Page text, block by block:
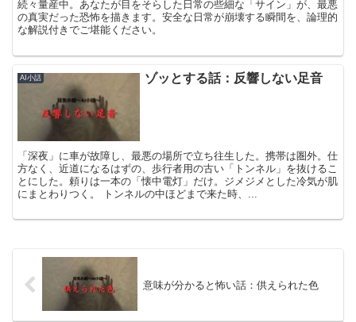
続々量産中。あなたが目をそらした日常の些細な「サイン」が、最悪
の真実だった恐怖を描きます。安全な日常が崩壊する瞬間を、論理的
な解説付きでご堪能ください。
AI小話 ゾッとする話：反響しない足音
「深夜」に車が故障し、最悪の場所で立ち往生した。携帯は圏外。仕
方なく、近道になるはずの、歩行者用の古い「トンネル」を抜けるこ
とにした。頼りは一本の「懐中電灯」だけ。ジメジメとした冷気が肌
にまとわりつく。 トンネルの中ほどまで来た時、...
意味が分かると怖い話：供えられた色